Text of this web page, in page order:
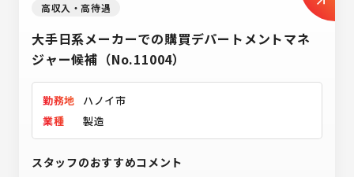
高収入・高待遇
大手日系メーカーでの購買デパートメントマネ
ジャー候補（No.11004）
勤務地
ハノイ市
業種
製造
スタッフのおすすめコメント